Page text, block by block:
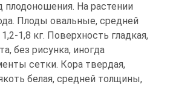
плодоношения. На растении
Плоды овальные, средней
1,8 кг. Поверхность гладкая,
без рисунка, иногда
сетки. Кора твердая,
белая, средней толщины,